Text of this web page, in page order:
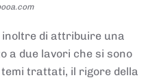
inoltre di attribuire una
a due lavori che si sono
trattati, il rigore della